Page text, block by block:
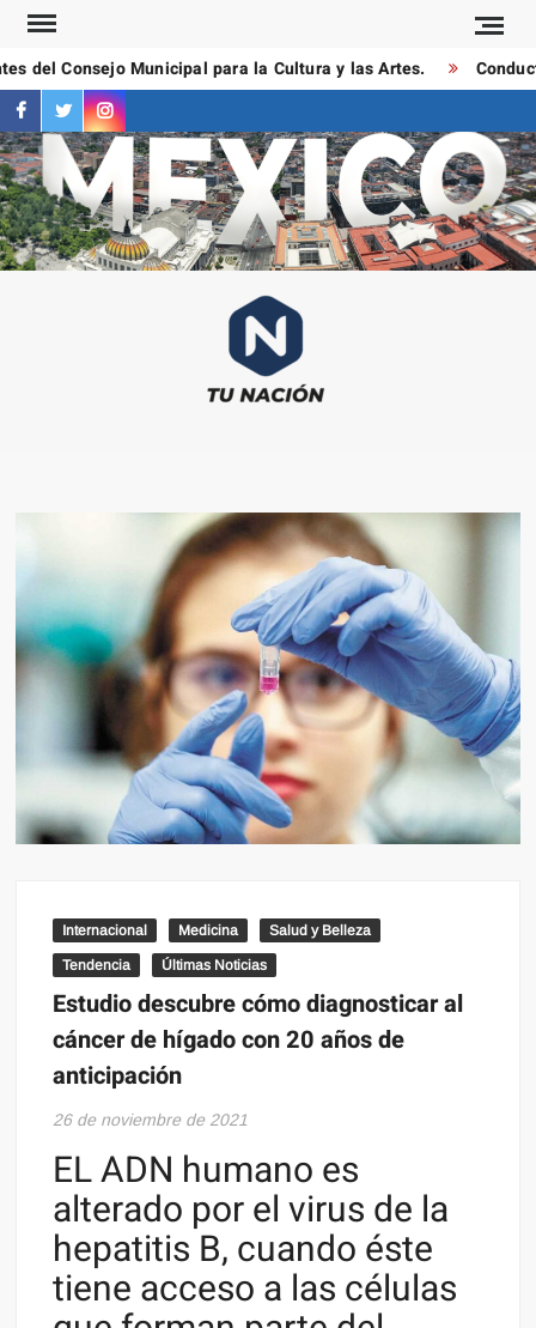
Saltar
contenido
del Consejo Municipal para la Cultura y las Artes.
facebook
twitterinstagram
Internacional Medicina Salud y Belleza
Tendencia Últimas Noticias
Estudio descubre cómo diagnosticar al
cáncer de hígado con 20 años de
anticipación
26 de noviembre de 2021
EL ADN humano es
alterado por el virus de la
hepatitis B, cuando éste
tiene acceso a las células